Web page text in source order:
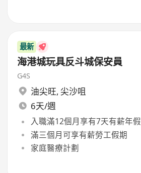
最新
海港城玩具反斗城保安員
G4S
油尖旺, 尖沙咀
6天/週
入職滿12個月享有7天有薪年假
滿三個月可享有薪勞工假期
家庭醫療計劃